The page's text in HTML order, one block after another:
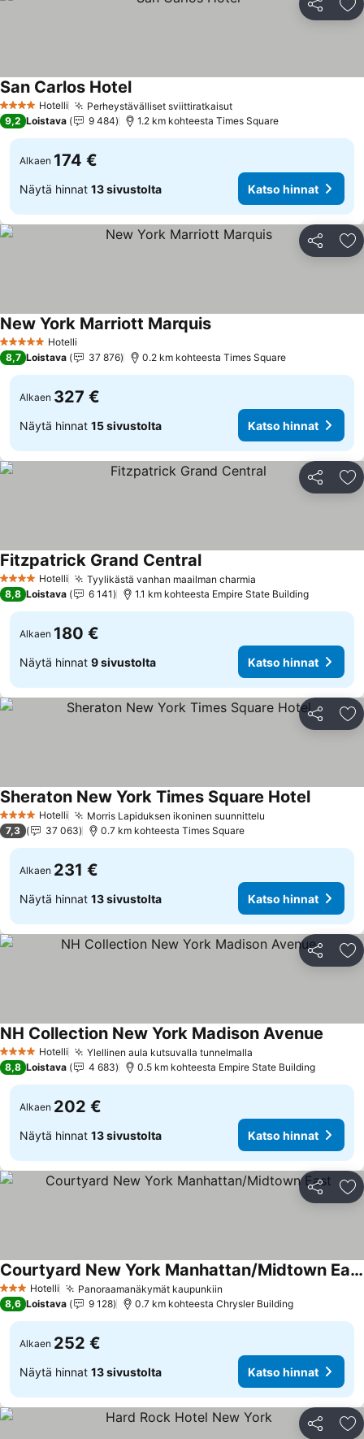
Jaa
4 Tähtiluokitus
Hotelli Perheystävälliset sviittiratkaisutKatso hinnat
San Carlos HotelKatso hinnat
9,2 Loistava 9 484 1.2 km kohteesta Times Square
Alkaen 174 €
Näytä hinnat 13 sivustolta Katso hinnat
Jaa
5 Tähtiluokitus
Hotelli
New York Marriott MarquisKatso hinnat
8,7 Loistava 37 876 0.2 km kohteesta Times Square
Alkaen 327 €
Näytä hinnat 15 sivustolta Katso hinnat
Jaa
4 Tähtiluokitus
Hotelli Tyylikästä vanhan maailman charmia
Fitzpatrick Grand CentralKatso hinnat
8,8 Loistava 6 141 1.1 km kohteesta Empire State Building
Alkaen 180 €
Näytä hinnat 9 sivustolta Katso hinnat
Jaa
4 Tähtiluokitus
Hotelli Morris Lapiduksen ikoninen suunnittelu
Sheraton New York Times Square HotelKatso
7,3 37 063 0.7 km kohteesta Times Square
Alkaen 231 €
Näytä hinnat 13 sivustolta Katso hinnat
Jaa
4 Tähtiluokitus
Hotelli Ylellinen aula kutsuvalla tunnelmalla
NH Collection New York Madison Avenue
8,8 Loistava 4 683 0.5 km kohteesta Empire State Building
Alkaen 202 €
Näytä hinnat 13 sivustolta Katso hinnat
Jaa
3 Tähtiluokitus
Hotelli Panoraamanäkymät kaupunkiin
Courtyard New York Manhattan/Midtown East
Katso hinnat
8,6 Loistava 9 128 0.7 km kohteesta Chrysler Building
Alkaen 252 €
Näytä hinnat 13 sivustolta Katso hinnat
Jaa